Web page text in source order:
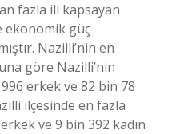
fazla ili kapsayan
ekonomik güç
Nazilli’nin en
göre Nazilli’nin
erkek ve 82 bin 78
ilçesinde en fazla
ve 9 bin 392 kadın